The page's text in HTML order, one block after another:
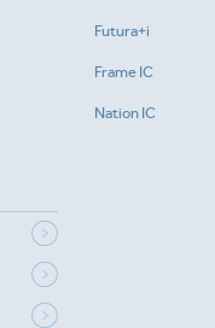
Futura+i
Frame IC
Nation IC